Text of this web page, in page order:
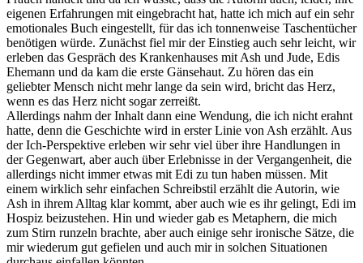
eigenen Erfahrungen mit eingebracht hat, hatte ich mich auf ein sehr
emotionales Buch eingestellt, für das ich tonnenweise Taschentücher
benötigen würde. Zunächst fiel mir der Einstieg auch sehr leicht, wir
erleben das Gespräch des Krankenhauses mit Ash und Jude, Edis
Ehemann und da kam die erste Gänsehaut. Zu hören das ein
geliebter Mensch nicht mehr lange da sein wird, bricht das Herz,
wenn es das Herz nicht sogar zerreißt.
Allerdings nahm der Inhalt dann eine Wendung, die ich nicht erahnt
hatte, denn die Geschichte wird in erster Linie von Ash erzählt. Aus
der Ich-Perspektive erleben wir sehr viel über ihre Handlungen in
der Gegenwart, aber auch über Erlebnisse in der Vergangenheit, die
allerdings nicht immer etwas mit Edi zu tun haben müssen. Mit
einem wirklich sehr einfachen Schreibstil erzählt die Autorin, wie
Ash in ihrem Alltag klar kommt, aber auch wie es ihr gelingt, Edi im
Hospiz beizustehen. Hin und wieder gab es Metaphern, die mich
zum Stirn runzeln brachte, aber auch einige sehr ironische Sätze, die
mir wiederum gut gefielen und auch mir in solchen Situationen